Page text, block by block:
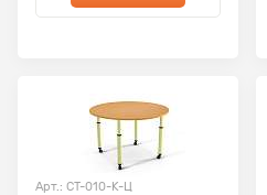
Арт.: СТ-010-К-Ц